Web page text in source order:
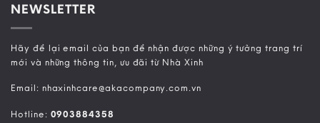
NEWSLETTER
Hãy để lại email của bạn để nhận được những ý tưởng trang trí
mới và những thông tin, ưu đãi từ Nhà Xinh
Email: nhaxinhcare@akacompany.com.vn
Hotline: 0903884358